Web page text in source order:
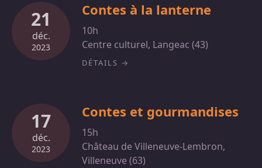
21
déc.
2023
Contes à la lanterne
10h
Centre culturel, Langeac (43)
DÉTAILS
17
déc.
2023
Contes et gourmandises
15h
Château de Villeneuve-Lembron,
Villeneuve (63)